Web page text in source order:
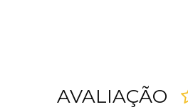
AVALIAÇÃO